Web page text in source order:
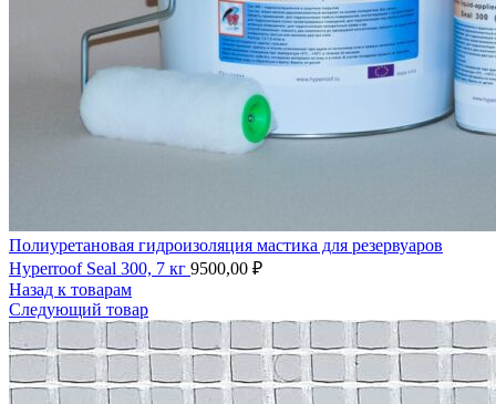
Полиуретановая гидроизоляция мастика для резервуаров
Hyperroof Seal 300, 7 кг 9500,00 ₽
Назад к товарам
Следующий товар